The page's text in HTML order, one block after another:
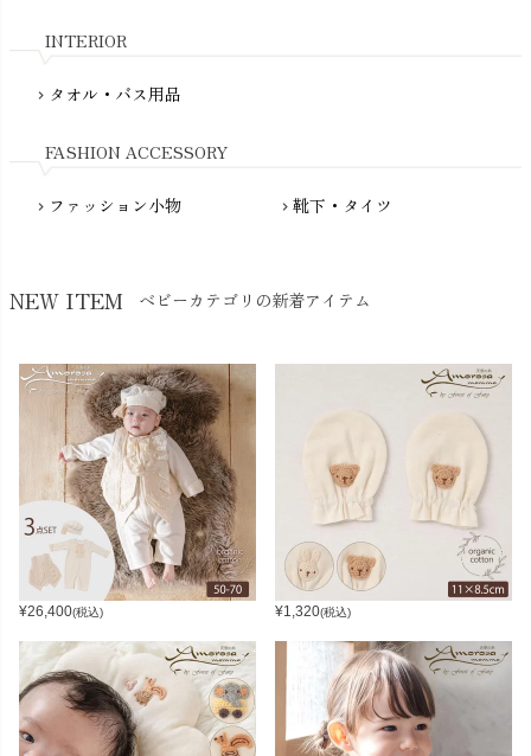
NATURAPURA（ナチュラプラ）
NewNative（ニューネイティブ）
INTERIOR
chevron_right タオル・バス用品
FASHION ACCESSORY
chevron_right ファッション小物 chevron_right 靴下・タイツ
NEW ITEM ベビーカテゴリの新着アイテム
¥26,400(税込) ¥1,320(税込)